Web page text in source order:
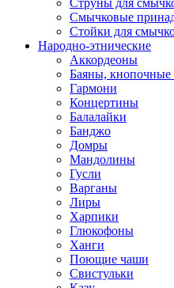
Струны для
Смычковые
Стойки для
Народно-этнические
Аккордеоны
Баяны, кнопочные
Гармони
Концертины
Балалайки
Банджо
Домры
Мандолины
Гусли
Варганы
Лиры
Харпики
Глюкофоны
Ханги
Поющие чаши
Свистульки